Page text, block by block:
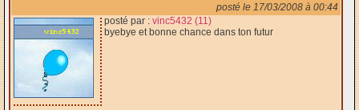
posté le 17/03/2008 à 00:44
posté par : vinc5432 (11)
byebye et bonne chance dans ton futur